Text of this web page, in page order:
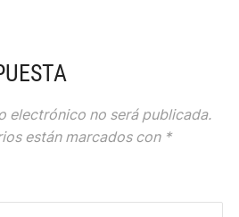
electrónico no será publicada.
están marcados con *